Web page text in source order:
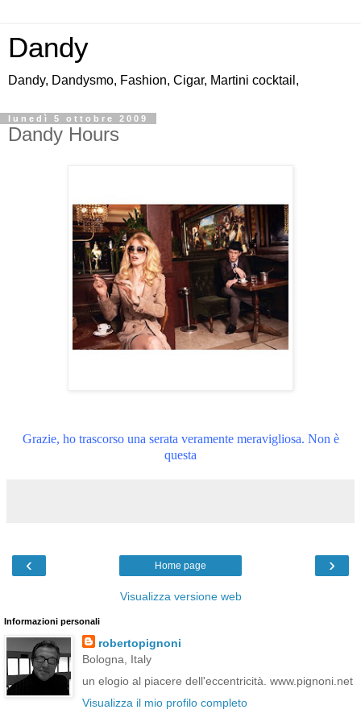
Dandy
Dandy, Dandysmo, Fashion, Cigar, Martini cocktail,
lunedì 5 ottobre 2009
Dandy Hours
Grazie, ho trascorso una serata veramente meravigliosa. Non è
questa
‹ ›
Home page
Visualizza versione web
Informazioni personali
robertopignoni
Bologna, Italy
un elogio al piacere dell'eccentricità. www.pignoni.net
Visualizza il mio profilo completo